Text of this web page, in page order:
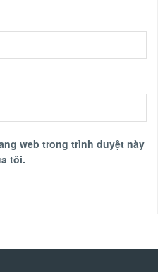
web trong trình duyệt này
tôi.